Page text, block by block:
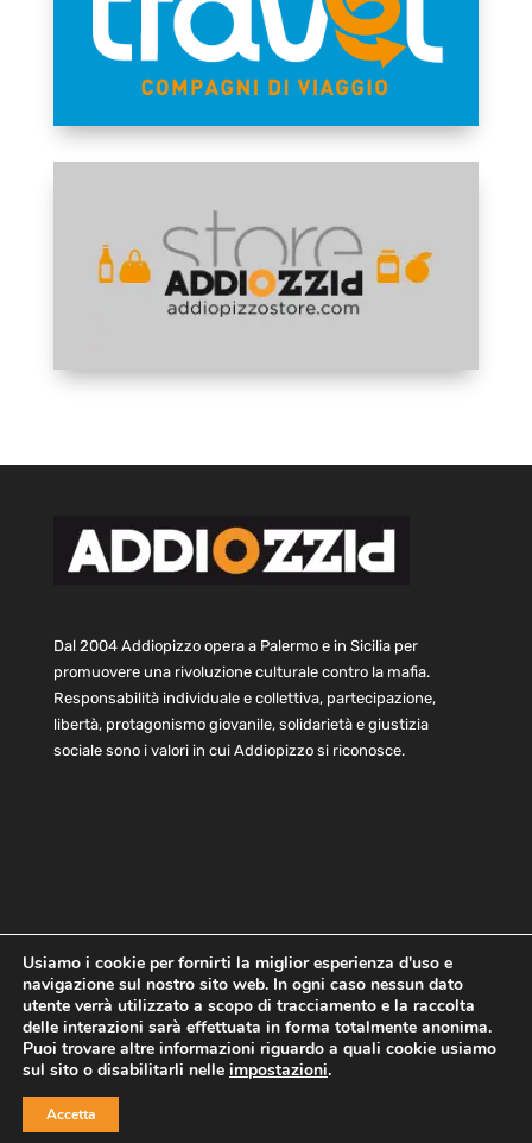
Dal 2004 Addiopizzo opera a Palermo e in Sicilia per
promuovere una rivoluzione culturale contro la mafia.
Responsabilità individuale e collettiva, partecipazione,
libertà, protagonismo giovanile, solidarietà e giustizia
sociale sono i valori in cui Addiopizzo si riconosce.
Home Statuto e bilancio
Contatti
Privacy
Cookie Child Protection Policy
Copyright © 2021 AddioPizzo | Tutti i diritti riservati | Sede
Usiamo i cookie per fornirti la miglior esperienza d'uso e
navigazione sul nostro sito web. In ogni caso nessun dato
utente verrà utilizzato a scopo di tracciamento e la raccolta
delle interazioni sarà effettuata in forma totalmente anonima.
Puoi trovare altre informazioni riguardo a quali cookie usiamo
sul sito o disabilitarli nelle impostazioni.
Accetta